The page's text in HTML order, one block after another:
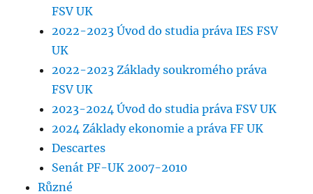
FSV UK
2022-2023 Úvod do studia práva IES FSV
UK
2022-2023 Základy soukromého práva
FSV UK
2023-2024 Úvod do studia práva FSV UK
2024 Základy ekonomie a práva FF UK
Descartes
Senát PF-UK 2007-2010
Různé